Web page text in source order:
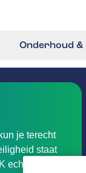
Onderhoud &
je terecht
staat
echter niet